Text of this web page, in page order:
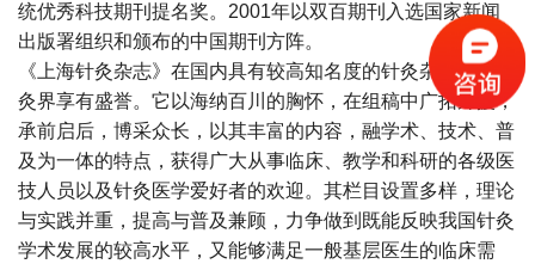
统优秀科技期刊提名奖。2001年以双百期刊入选国家新闻
出版署组织和颁布的中国期刊方阵。
《上海针灸杂志》在国内具有较高知名度的针灸杂志，在针
灸界享有盛誉。它以海纳百川的胸怀，在组稿中广拓外援，
承前启后，博采众长，以其丰富的内容，融学术、技术、普
及为一体的特点，获得广大从事临床、教学和科研的各级医
技人员以及针灸医学爱好者的欢迎。其栏目设置多样，理论
与实践并重，提高与普及兼顾，力争做到既能反映我国针灸
学术发展的较高水平，又能够满足一般基层医生的临床需